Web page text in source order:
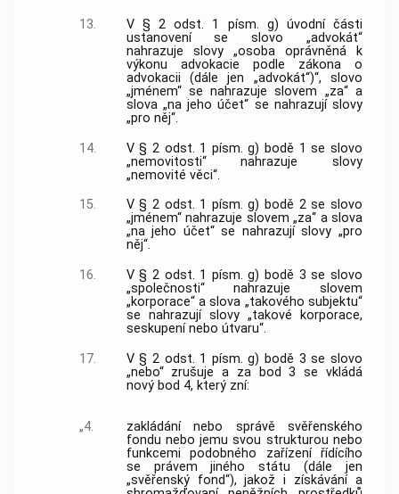
13.
V § 2 odst. 1 písm. g) úvodní části
ustanovení se slovo „advokát“
nahrazuje slovy „osoba oprávněná k
výkonu advokacie podle zákona o
advokacii (dále jen „advokát“)“, slovo
„jménem“ se nahrazuje slovem „za“ a
slova „na jeho účet“ se nahrazují slovy
„pro něj“.
14.
V § 2 odst. 1 písm. g) bodě 1 se slovo
„nemovitosti“ nahrazuje slovy
„nemovité věci“.
15.
V § 2 odst. 1 písm. g) bodě 2 se slovo
„jménem“ nahrazuje slovem „za“ a slova
„na jeho účet“ se nahrazují slovy „pro
něj“.
16.
V § 2 odst. 1 písm. g) bodě 3 se slovo
„společnosti“ nahrazuje slovem
„korporace“ a slova „takového subjektu“
se nahrazují slovy „takové korporace,
seskupení nebo útvaru“.
17.
V § 2 odst. 1 písm. g) bodě 3 se slovo
„nebo“ zrušuje a za bod 3 se vkládá
nový bod 4, který zní:
„4.
zakládání nebo správě svěřenského
fondu nebo jemu svou strukturou nebo
funkcemi podobného zařízení řídícího
se právem jiného státu (dále jen
„svěřenský fond“), jakož i získávání a